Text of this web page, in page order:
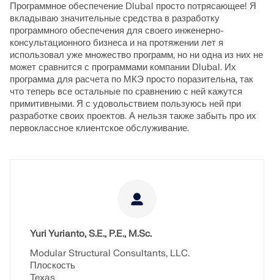
Программное обеспечение Dlubal просто потрясающее! Я
вкладываю значительные средства в разработку
программного обеспечения для своего инженерно-
консультационного бизнеса и на протяжении лет я
использовал уже множество программ, но ни одна из них не
может сравнится с программами компании Dlubal. Их
программа для расчета по МКЭ просто поразительна, так
что теперь все остальные по сравнению с ней кажутся
примитивными. Я с удовольствием пользуюсь ней при
разработке своих проектов. А нельзя также забыть про их
первоклассное клиентское обслуживание.
Yuri Yurianto, S.E., P.E., M.Sc.
Modular Structural Consultants, LLC.
Плоскость